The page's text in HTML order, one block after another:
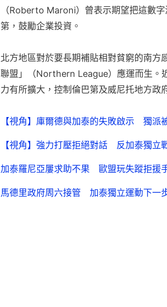
（Roberto Maroni）曾表示期望把這數
第，鼓勵企業投資。
北方地區對於要長期補貼相對貧窮的南方
聯盟」（Northern League）應運而生。
力有所擴大，控制倫巴第及威尼托地方政
【視角】庫爾德與加泰的失敗啟示 獨
【視角】強力打壓拒絕對話 反加泰獨
加泰羅尼亞屢求助不果 歐盟玩失蹤拒援
馬德里政府周六接管 加泰獨立運動下一